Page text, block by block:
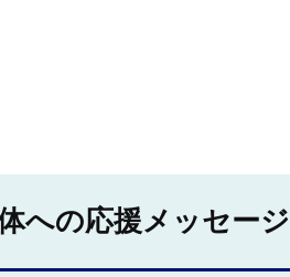
への応援メッセージ